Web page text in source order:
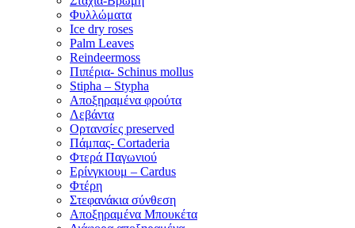
Φυλλώματα
Ice dry roses
Palm Leaves
Reindeermoss
Πιπέρια- Schinus mollus
Stipha – Stypha
Αποξηραμένα φρούτα
Λεβάντα
Ορτανσίες preserved
Πάμπας- Cortaderia
Φτερά Παγωνιού
Ερίνγκιουμ – Cardus
Φτέρη
Στεφανάκια σύνθεση
Αποξηραμένα Μπουκέτα